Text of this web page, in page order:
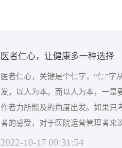
医者仁心，让健康多一种选择
医者仁心，关键是个仁字，“仁”字
发，以人为本。而以人为本，一是
作者力所能及的角度出发。如果只
者的感受，对于医院运营管理者来
个平等的关系，是阴阳平衡的关系
2022-10-17 09:31:54